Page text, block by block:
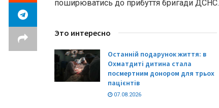
поширюватись до прибуття бригади ДСНС.
Это интересно
Останній подарунок життя: в
Охматдиті дитина стала
посмертним донором для трьох
пацієнтів
07.08.2026